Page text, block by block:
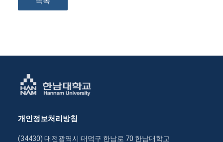
개인정보처리방침
(34430) 대전광역시 대덕구 한남로 70 한남대학교